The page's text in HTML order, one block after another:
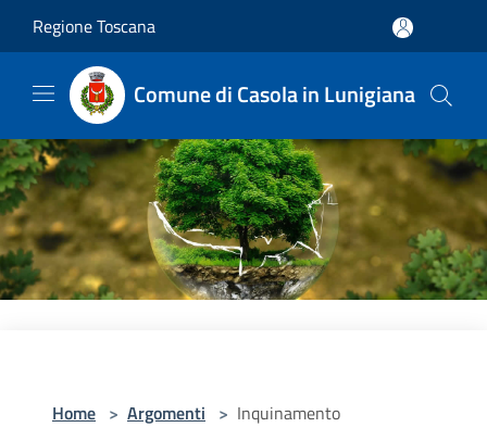
Regione Toscana
Comune di Casola in Lunigiana
Home > Argomenti > Inquinamento